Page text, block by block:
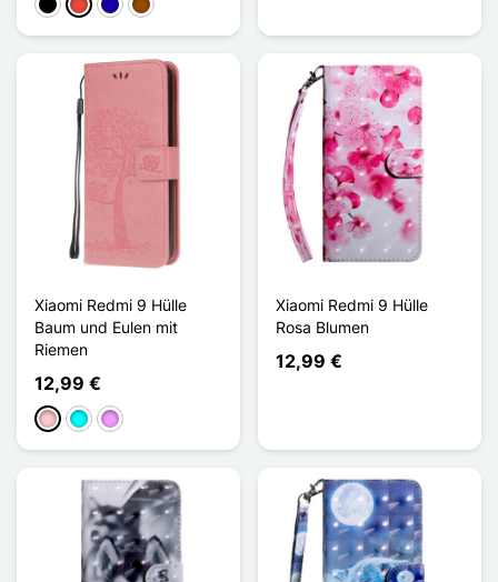
Schwarz
Rot Dunkelblau
Braun
Xiaomi Redmi 9 Hülle
Baum und Eulen mit
Riemen
12,99 €
PinkCyanHellviolett
Xiaomi Redmi 9 Hülle
Rosa Blumen
12,99 €